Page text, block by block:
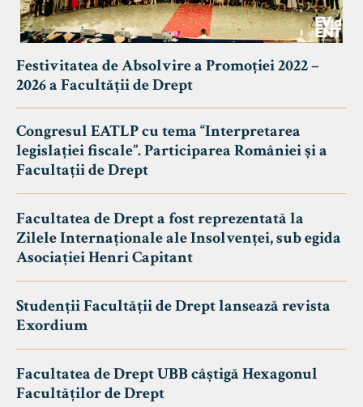
Festivitatea de Absolvire a Promoției 2022 –
2026 a Facultății de Drept
Congresul EATLP cu tema “Interpretarea
legislației fiscale”. Participarea României și a
Facultații de Drept
Facultatea de Drept a fost reprezentată la
Zilele Internaționale ale Insolvenței, sub egida
Asociației Henri Capitant
Studenții Facultății de Drept lansează revista
Exordium
Facultatea de Drept UBB câștigă Hexagonul
Facultăților de Drept